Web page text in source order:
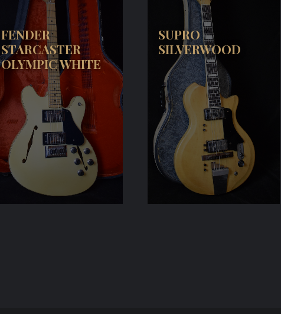
FENDER
STARCASTER
OLYMPIC WHITE
SUPRO
SILVERWOOD